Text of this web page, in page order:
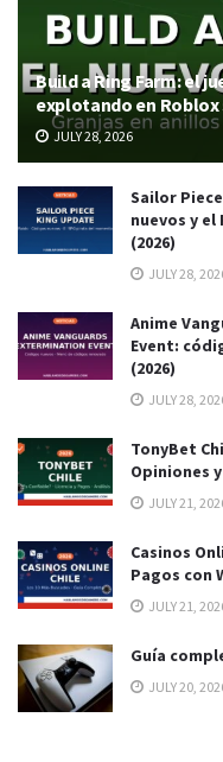
Build a Ring Farm: el
explotando en Roblox
JULY 28, 2026
Sailor
nuevos y
(2026)
JULY 28,
Anime
Event:
(2026)
JULY 28,
TonyBet
Opiniones
JULY 21,
Casinos
Pagos con
JULY 21,
Guía
JULY 20,